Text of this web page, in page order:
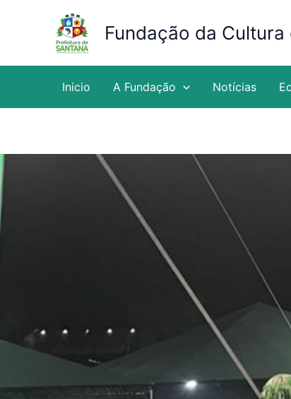
conteúdo
Fundação da
Inicio A Fundação Notícias